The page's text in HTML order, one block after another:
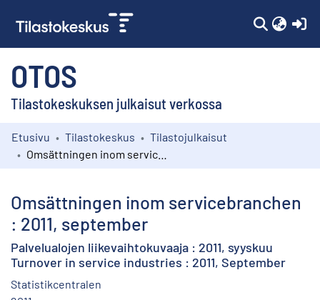
OTOS
Tilastokeskuksen julkaisut verkossa
Kokoelmat
Etusivu Tilastokeskus
Tilastojulkaisut
Omsättningen inom servicebranchen
: 2011, september
Palvelualojen liikevaihtokuvaaja : 2011, syyskuu
Turnover in service industries : 2011, September
Statistikcentralen